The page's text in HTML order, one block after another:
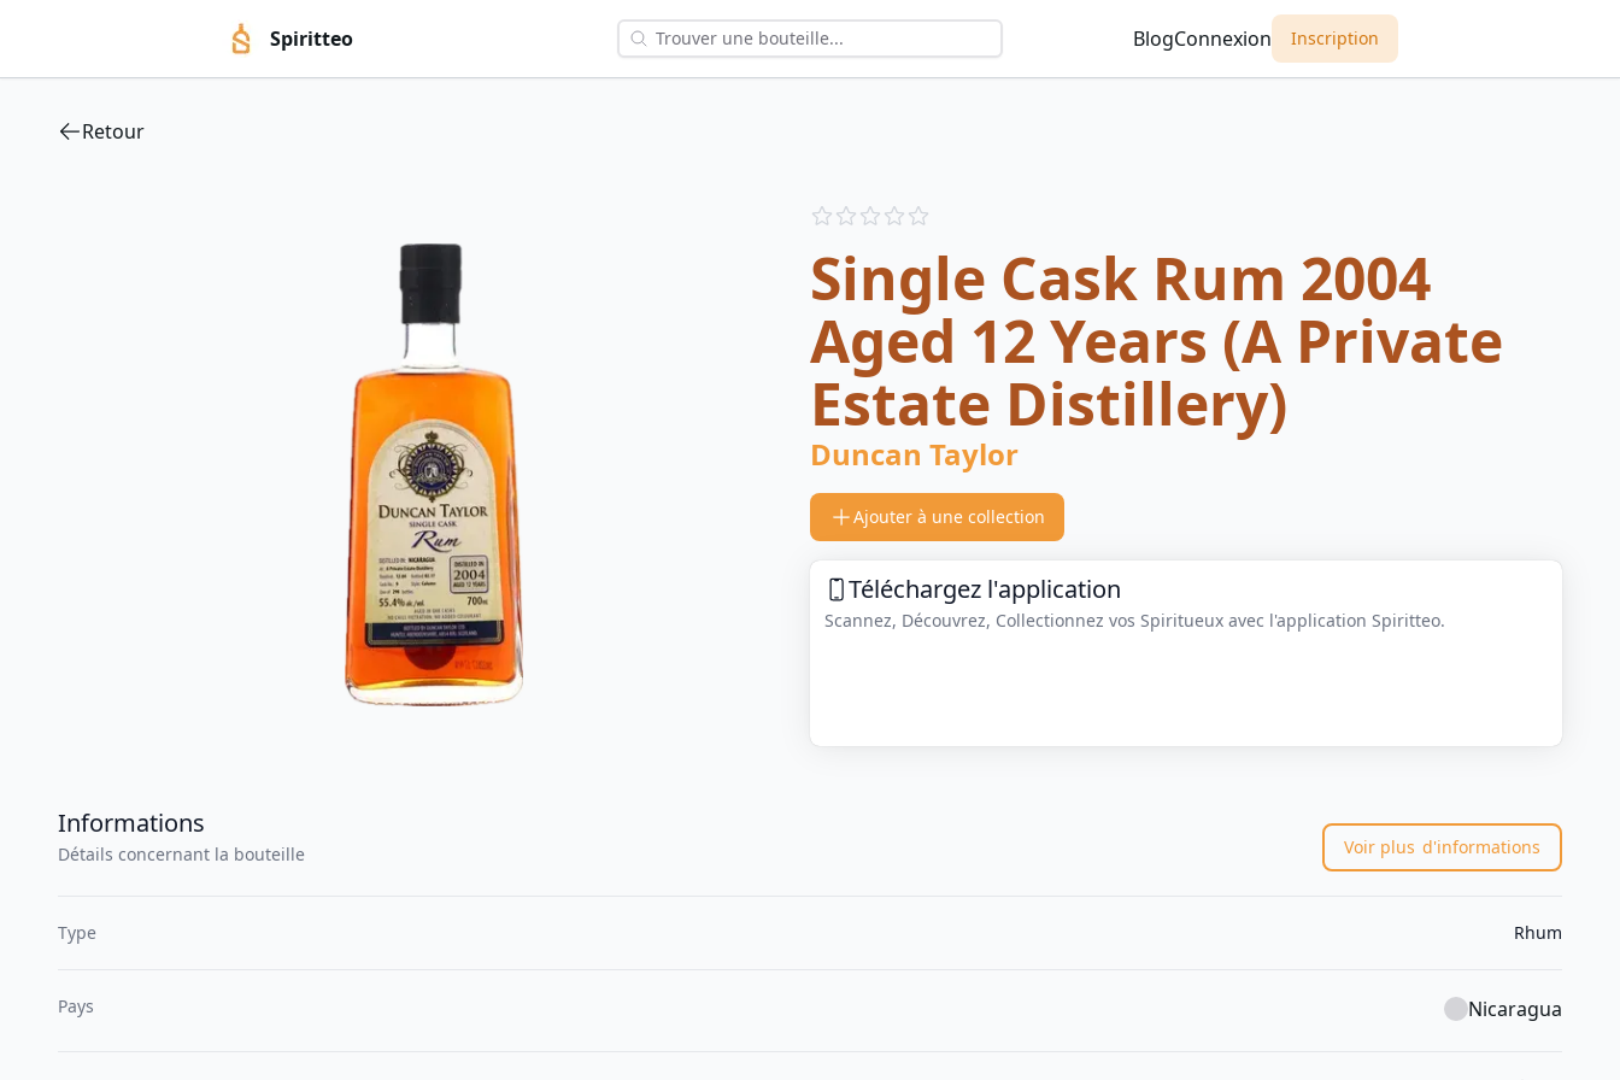
Spiritteo BlogConnexion Inscription
Retour
Reviews
Single Cask Rum 2004
Aged 12 Years (A Private
Estate Distillery)
Duncan Taylor
Ajouter à une collection
Téléchargez l'application
Scannez, Découvrez, Collectionnez vos Spiritueux avec l'application Spiritteo.
Informations
Détails concernant la bouteille Voir plus d'informations
Type Rhum
Pays Nicaragua